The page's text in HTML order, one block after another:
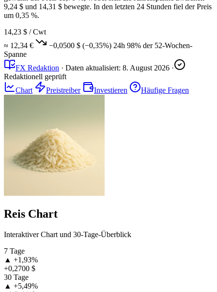
9,24 $ und 14,31 $ bewegte. In den letzten 24 Stunden fiel der Preis
um 0,35 %.
14,23 $ / Cwt
≈ 12,34 €
−0,0500 $ (−0,35%) 24h 98% der 52-Wochen-
Spanne
FX Redaktion · Daten aktualisiert: 8. August 2026 ·
Redaktionell geprüft
Chart
Preistreiber Investieren Häufige Fragen
Reis Chart
Interaktiver Chart und 30-Tage-Überblick
7 Tage
▲ +1,93%
+0,2700 $
30 Tage
▲ +5,49%